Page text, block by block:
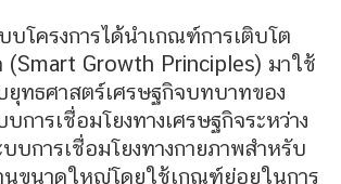
โครงการได้นำเกณฑ์การเติบโต
(Smart Growth Principles) มาใช้
ทธศาสตร์เศรษฐกิจบทบาทของ
การเชื่อมโยงทางเศรษฐกิจระหว่าง
บการเชื่อมโยงทางกายภาพสำหรับ
นขนาดใหญ่โดยใช้เกณฑ์ย่อยในการ